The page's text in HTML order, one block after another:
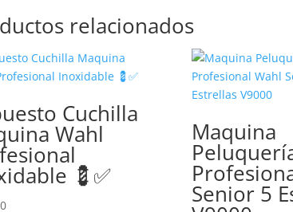
relacionados
Cuchilla
Wahl
💈✅
Maquina
Senior 5